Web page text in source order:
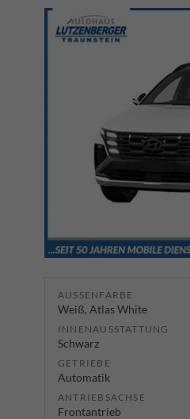
AUSSENFARBE
Weiß, Atlas White
INNENAUSSTATTUNG
Schwarz
GETRIEBE
Automatik
ANTRIEBSACHSE
Frontantrieb